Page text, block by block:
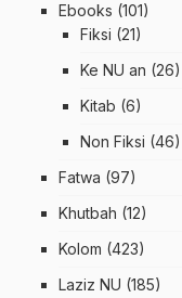
Ebooks (101)
Fiksi (21)
Ke NU an (26)
Kitab (6)
Non Fiksi (46)
Fatwa (97)
Khutbah (12)
Kolom (423)
Laziz NU (185)